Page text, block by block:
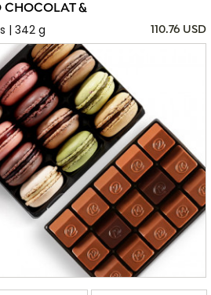
CHOCOLAT &
| 342 g
110.76 USD